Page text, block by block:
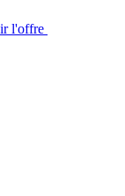
l'offre